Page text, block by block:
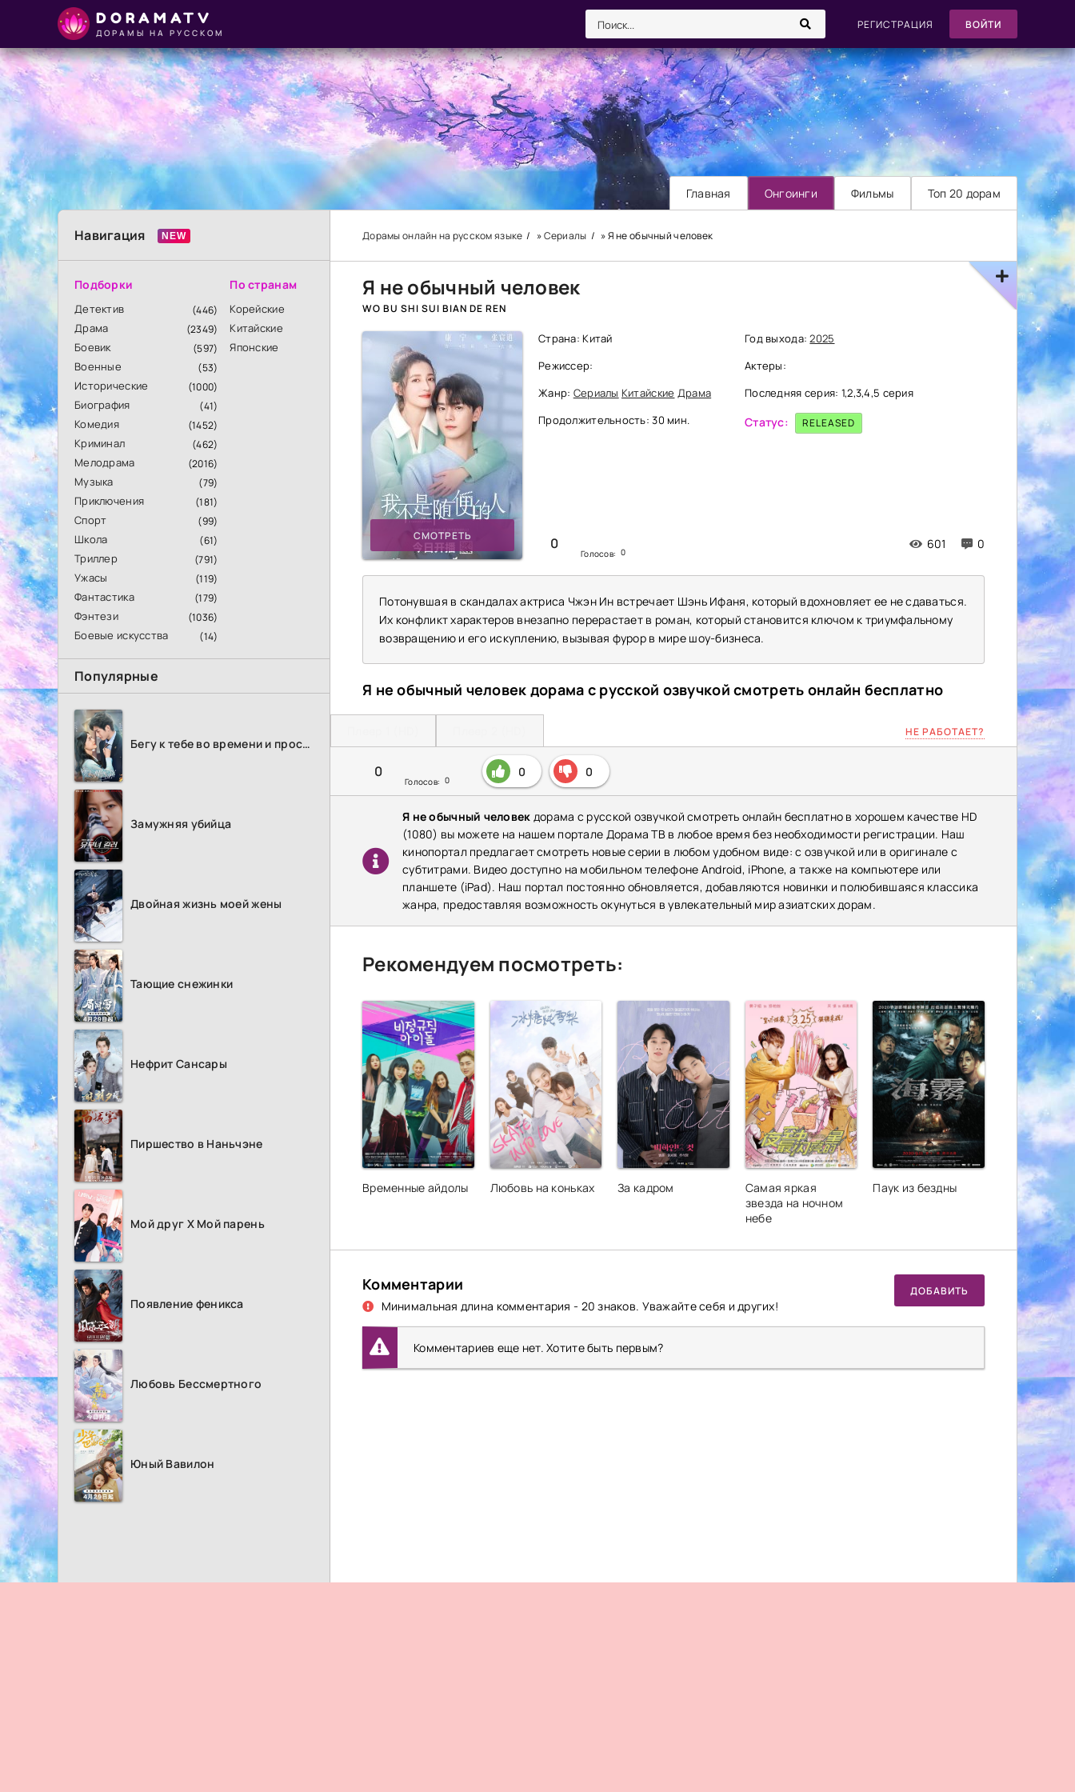
DORAMATV
ДОРАМЫ НА РУССКОМ
РЕГИСТРАЦИЯ ВОЙТИ
Главная Онгоинги Фильмы Топ 20 дорам
Навигация
Подборки
Детектив (446)
Драма (2349)
Боевик (597)
Военные (53)
Исторические (1000)
Биография (41)
Комедия (1452)
Криминал (462)
Мелодрама (2016)
Музыка (79)
Приключения (181)
Спорт (99)
Школа (61)
Триллер (791)
Ужасы (119)
Фантастика (179)
Фэнтези (1036)
Боевые искусства (14)
По странам
Корейские
Китайские
Японские
Популярные
Бегу к тебе во времени и пространстве
Замужняя убийца
Двойная жизнь моей жены
Тающие снежинки
Нефрит Сансары
Пиршество в Наньчэне
Мой друг Х Мой парень
Появление феникса
Любовь Бессмертного
Юный Вавилон
Дорамы онлайн на русском языке »Сериалы » Я не обычный человек
Я не обычный человек
WO BU SHI SUI BIAN DE REN
СМОТРЕТЬ
Страна: Китай
Режиссер:
Жанр: Сериалы Китайские Драма
Продолжительность: 30 мин.
0
Голосов: 0
601 0
Год выхода:2025
Актеры:
Последняя серия: 1,2,3,4,5 серия
Статус: RELEASED
Потонувшая в скандалах актриса Чжэн Ин встречает Шэнь Ифаня, который вдохновляет ее не сдаваться.
Их конфликт характеров внезапно перерастает в роман, который становится ключом к триумфальному
возвращению и его искуплению, вызывая фурор в мире шоу-бизнеса.
Я не обычный человек дорама с русской озвучкой смотреть онлайн бесплатно
НЕ РАБОТАЕТ?
0
Голосов: 0
0 0
Я не обычный человек дорама с русской озвучкой смотреть онлайн бесплатно в хорошем качестве HD
(1080) вы можете на нашем портале Дорама ТВ в любое время без необходимости регистрации. Наш
кинопортал предлагает смотреть новые серии в любом удобном виде: с озвучкой или в оригинале с
субтитрами. Видео доступно на мобильном телефоне Android, iPhone, а также на компьютере или
планшете (iPad). Наш портал постоянно обновляется, добавляются новинки и полюбившаяся классика
жанра, предоставляя возможность окунуться в увлекательный мир азиатских дорам.
Рекомендуем посмотреть:
Временные айдолы Любовь на коньках За кадром
Самая яркая
звезда на ночном
небе
Паук из бездны
Комментарии
Минимальная длина комментария - 20 знаков. Уважайте себя и других!
ДОБАВИТЬ
Комментариев еще нет. Хотите быть первым?